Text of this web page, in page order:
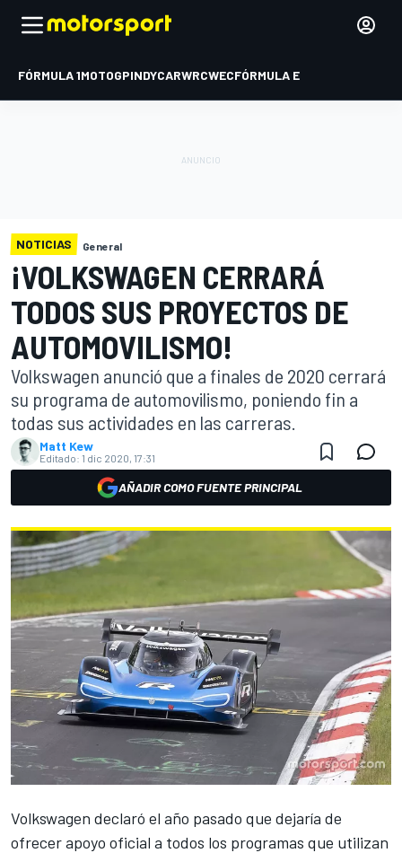
FÓRMULA 1MOTOGPINDYCARWRCWECFÓRMULA E
NOTICIAS General
¡VOLKSWAGEN CERRARÁ
TODOS SUS PROYECTOS DE
AUTOMOVILISMO!
Volkswagen anunció que a finales de 2020 cerrará
su programa de automovilismo, poniendo fin a
todas sus actividades en las carreras.
Matt Kew
Editado: 1 dic 2020, 17:31
AÑADIR COMO FUENTE PRINCIPAL
Volkswagen declaró el año pasado que dejaría de
ofrecer apoyo oficial a todos los programas que utilizan